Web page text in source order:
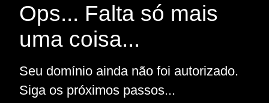
Ops... Falta só mais
uma coisa...
Seu domínio ainda não foi autorizado.
Siga os próximos passos...